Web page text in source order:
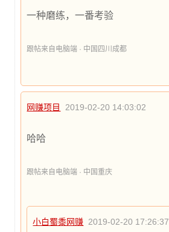
一种磨练，一番考验
跟帖来自电脑端 · 中国四川成都
网赚项目 2019-02-20 14:03:02
哈哈
跟帖来自电脑端 · 中国重庆
小白蜀黍网赚 2019-02-20 17:26:37